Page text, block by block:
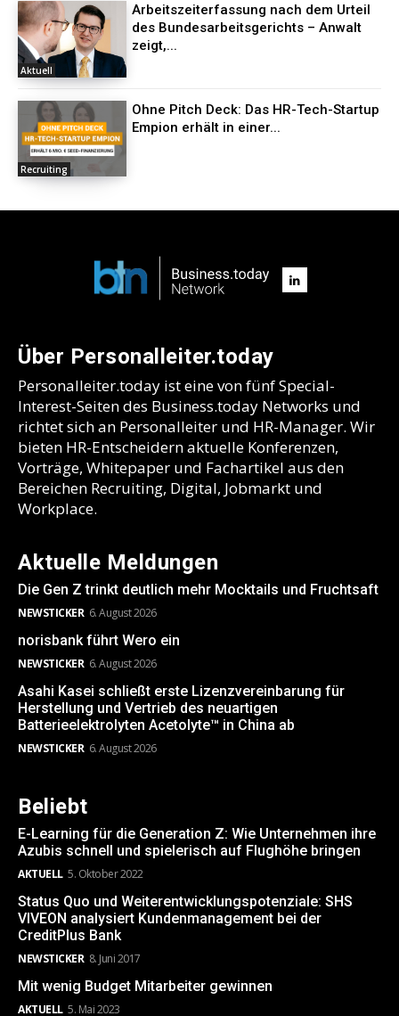
Aktuell
Arbeitszeiterfassung nach dem Urteil
des Bundesarbeitsgerichts – Anwalt
zeigt,...
Recruiting
Ohne Pitch Deck: Das HR-Tech-Startup
Empion erhält in einer...
Über Personalleiter.today
Personalleiter.today ist eine von fünf Special-
Interest-Seiten des Business.today Networks und
richtet sich an Personalleiter und HR-Manager. Wir
bieten HR-Entscheidern aktuelle Konferenzen,
Vorträge, Whitepaper und Fachartikel aus den
Bereichen Recruiting, Digital, Jobmarkt und
Workplace.
Aktuelle Meldungen
Die Gen Z trinkt deutlich mehr Mocktails und Fruchtsaft
NEWSTICKER 6. August 2026
norisbank führt Wero ein
NEWSTICKER 6. August 2026
Asahi Kasei schließt erste Lizenzvereinbarung für
Herstellung und Vertrieb des neuartigen
Batterieelektrolyten Acetolyte™ in China ab
NEWSTICKER 6. August 2026
Beliebt
E-Learning für die Generation Z: Wie Unternehmen ihre
Azubis schnell und spielerisch auf Flughöhe bringen
AKTUELL 5. Oktober 2022
Status Quo und Weiterentwicklungspotenziale: SHS
VIVEON analysiert Kundenmanagement bei der
CreditPlus Bank
NEWSTICKER 8. Juni 2017
Mit wenig Budget Mitarbeiter gewinnen
AKTUELL 5. Mai 2023